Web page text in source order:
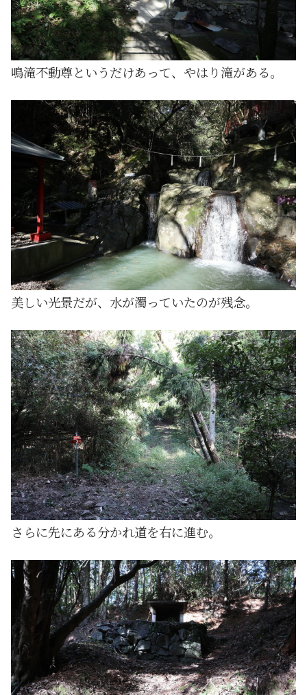
鳴滝不動尊というだけあって、やはり滝がある。
美しい光景だが、水が濁っていたのが残念。
さらに先にある分かれ道を右に進む。